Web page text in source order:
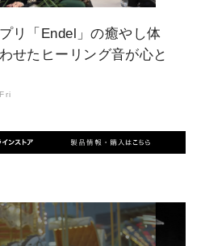
リ「Endel」の癒やし体
せたヒーリング音が心と